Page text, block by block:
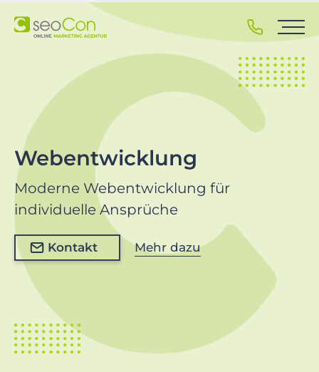
k
m
a
r
y
n
a
v
t
i
Webentwicklung
Moderne Webentwicklung für
individuelle Ansprüche
Kontakt Mehr dazu